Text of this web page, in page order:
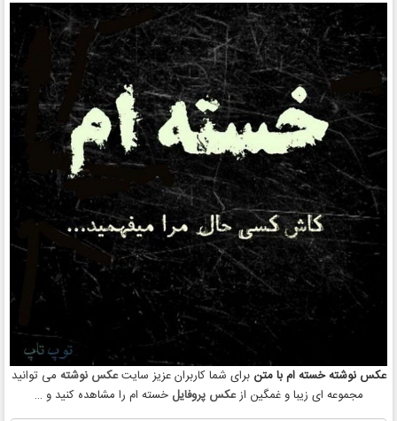
عکس نوشته خسته ام با متن برای شما کاربران عزیز سایتعکس نوشته می توانید
مجموعه ای زیبا و غمگین ازعکس پروفایل خسته ام را مشاهده کنید و …